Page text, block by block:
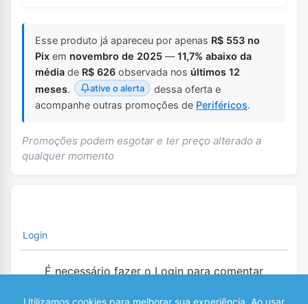
Esse produto já apareceu por apenas R$ 553 no
Pix em novembro de 2025 —11,7% abaixo da
média de R$ 626 observada nos últimos 12
meses. ative o alerta
dessa oferta e
acompanhe outras promoções de Periféricos.
Promoções podem esgotar e ter preço alterado a
qualquer momento
Login
É necessário fazer o Login para comentar